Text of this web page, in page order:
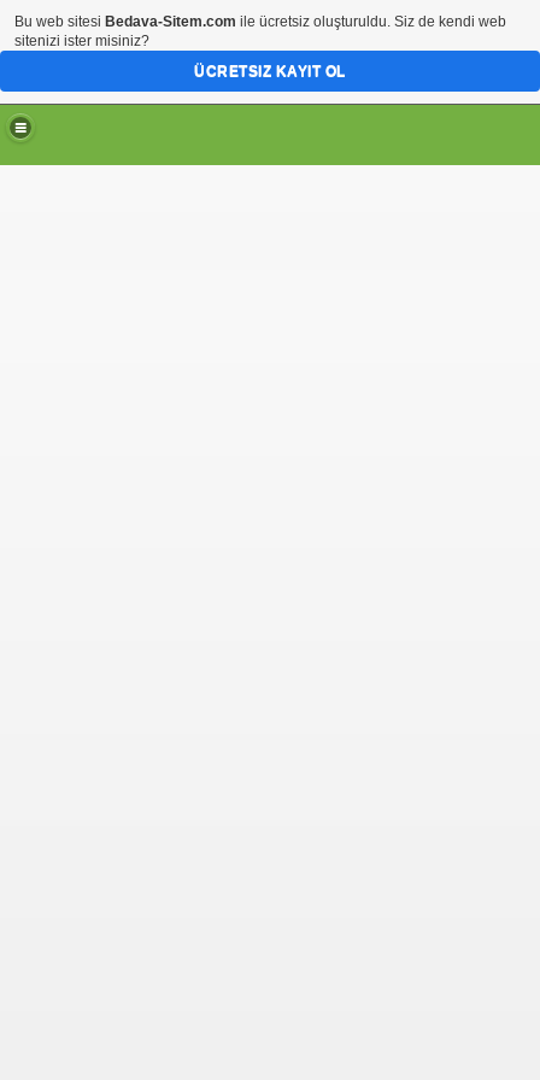
Bu web sitesi Bedava-Sitem.com ile ücretsiz oluşturuldu. Siz de kendi web
sitenizi ister misiniz?
ÜCRETSIZ KAYIT OL